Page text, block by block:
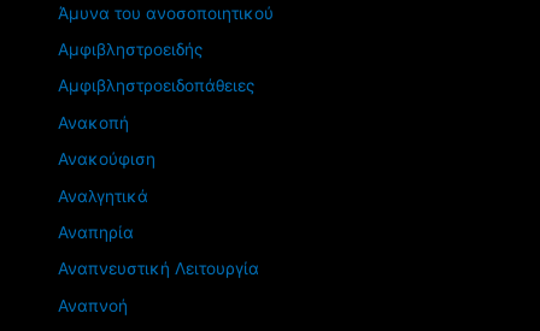
Άμυνα του ανοσοποιητικού
Αμφιβληστροειδής
Αμφιβληστροειδοπάθειες
Ανακοπή
Ανακούφιση
Αναλγητικά
Αναπηρία
Αναπνευστική Λειτουργία
Αναπνοή